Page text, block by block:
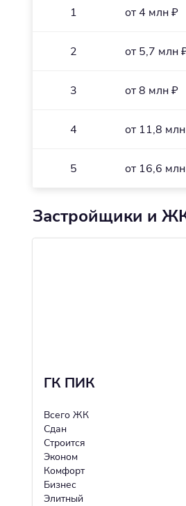
1 от 4 млн ₽
2 от 5,7 млн
3 от 8 млн ₽
4 от 11,8
5 от 16,6
Застройщики и
ГК ПИК
Всего ЖК
Сдан
Строится
Эконом
Комфорт
Бизнес
Элитный